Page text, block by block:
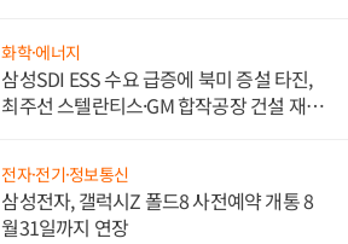
화학·에너지
삼성SDI ESS 수요 급증에 북미 증설 타진,
최주선 스텔란티스·GM 합작공장 건설 재추
전자·전기·정보통신
삼성전자, 갤럭시Z 폴드8 사전예약 개통 8
월31일까지 연장